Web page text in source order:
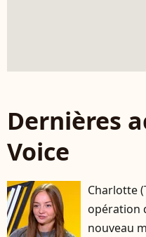
Dernières
Voice
Charlotte
opération
nouveau